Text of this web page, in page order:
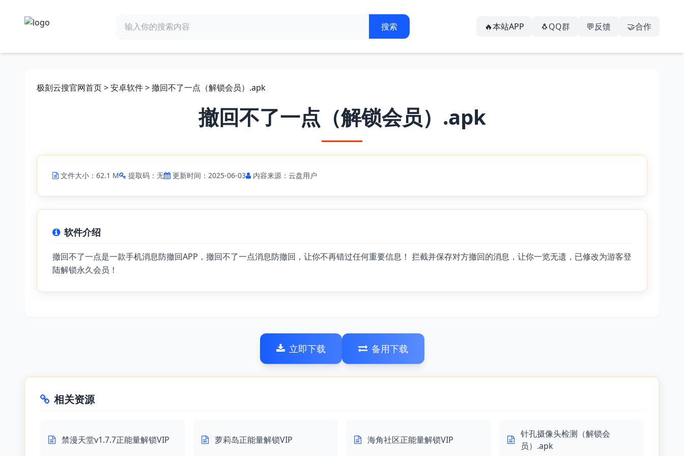
🔥本站APP 🐧QQ群 💬反馈 🤝合作
极刻云搜官网首页>安卓软件> 撤回不了一点（解锁会员）.apk
撤回不了一点（解锁会员）.apk
文件大小：62.1 M 提取码：无 更新时间：2025-06-03 内容来源：云盘用户
软件介绍
撤回不了一点是一款手机消息防撤回APP，撤回不了一点消息防撤回，让你不再错过任何重要信息！ 拦截并保存对方撤回的消息，让你一览无遗，已修改为游客登
陆解锁永久会员！
立即下载 备用下载
相关资源
禁漫天堂v1.7.7正能量解锁VIP 萝莉岛正能量解锁VIP 海角社区正能量解锁VIP
针孔摄像头检测（解锁会
员）.apk